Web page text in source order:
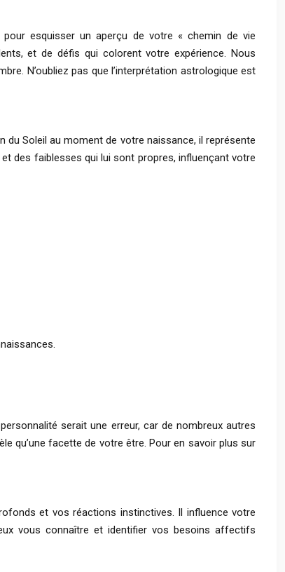
esquisser un aperçu de votre « chemin de vie
et de défis qui colorent votre expérience. Nous
N’oubliez pas que l’interprétation astrologique est
du Soleil au moment de votre naissance, il représente
des faiblesses qui lui sont propres, influençant votre
serait une erreur, car de nombreux autres
qu’une facette de votre être. Pour en savoir plus sur
et vos réactions instinctives. Il influence votre
vous connaître et identifier vos besoins affectifs